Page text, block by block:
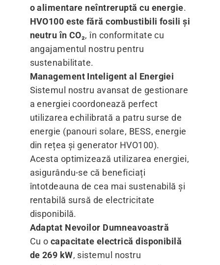
o alimentare neîntreruptă cu energie.
HVO100 este fără combustibili fosili și
neutru în CO₂, în conformitate cu
angajamentul nostru pentru
sustenabilitate.
Management Inteligent al Energiei
Sistemul nostru avansat de gestionare
a energiei coordonează perfect
utilizarea echilibrată a patru surse de
energie (panouri solare, BESS, energie
din rețea și generator HVO100).
Acesta optimizează utilizarea energiei,
asigurându-se că beneficiați
întotdeauna de cea mai sustenabilă și
rentabilă sursă de electricitate
disponibilă.
Adaptat Nevoilor Dumneavoastră
Cu o capacitate electrică disponibilă
de 269 kW, sistemul nostru